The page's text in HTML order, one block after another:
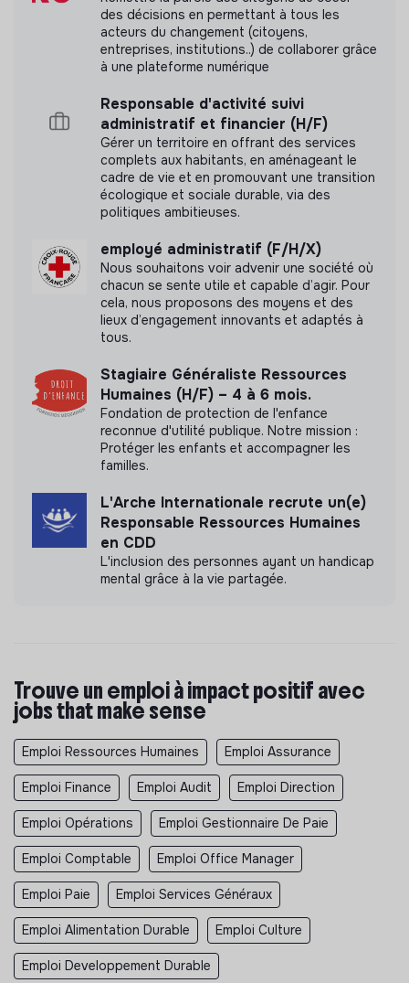
Niveau terrain: Appuyer les équipes terrains dans le
contrôle des comptabilités et contribuer à fluidifier la
collaboration et les remontées des données.
Administration du personnel
: Appuyer le RAF et le
DG sur les formalités administratives d’accueil et
d’intégration et de sorties du personnel.
Gestion de la Paye (externalisée) :Suivre, traiter et
transmettre les données de la paie au prestataire de
Administratif&Services Généraux :Gérer et traiter
les courriers, les commandes des consommables et les
relations fournisseurs et prestataires.
Missions transversales et dynamique d’équipe
événements locaux et internationaux de l’organisation,
o Déplacement ponctuelsur le terrain d’intervention, …
Délai limite de réception des candidatures : 29 mai
des décisions en permettant à tous les
acteurs du changement (citoyens,
entreprises, institutions..) de collaborer grâce
à une plateforme numérique
Responsable d'activité suivi
administratif et financier (H/F)
Gérer un territoire en offrant des services
complets aux habitants, en aménageant le
cadre de vie et en promouvant une transition
écologique et sociale durable, via des
politiques ambitieuses.
employé administratif (F/H/X)
Nous souhaitons voir advenir une société où
chacun se sente utile et capable d’agir. Pour
cela, nous proposons des moyens et des
lieux d’engagement innovants et adaptés à
tous.
Stagiaire Généraliste Ressources
Humaines (H/F) – 4 à 6 mois.
Fondation de protection de l'enfance
reconnue d'utilité publique. Notre mission :
Protéger les enfants et accompagner les
familles.
L'Arche Internationale recrute un(e)
Responsable Ressources Humaines
en CDD
L'inclusion des personnes ayant un handicap
mental grâce à la vie partagée.
Trouve un emploi à impact positif avec
jobs that make sense
Emploi Ressources Humaines Emploi Assurance
Emploi Finance Emploi Audit Emploi Direction
Emploi Opérations Emploi Gestionnaire De Paie
Emploi Comptable Emploi Office Manager
Emploi Paie Emploi Services Généraux
Emploi Alimentation Durable Emploi Culture
Emploi Developpement Durable